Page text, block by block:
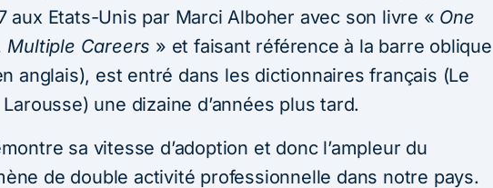
aux Etats-Unis par Marci Alboher avec son livre « One
Multiple Careers » et faisant référence à la barre oblique
anglais), est entré dans les dictionnaires français (Le
une dizaine d’années plus tard.
sa vitesse d’adoption et donc l’ampleur du
de double activité professionnelle dans notre pays.